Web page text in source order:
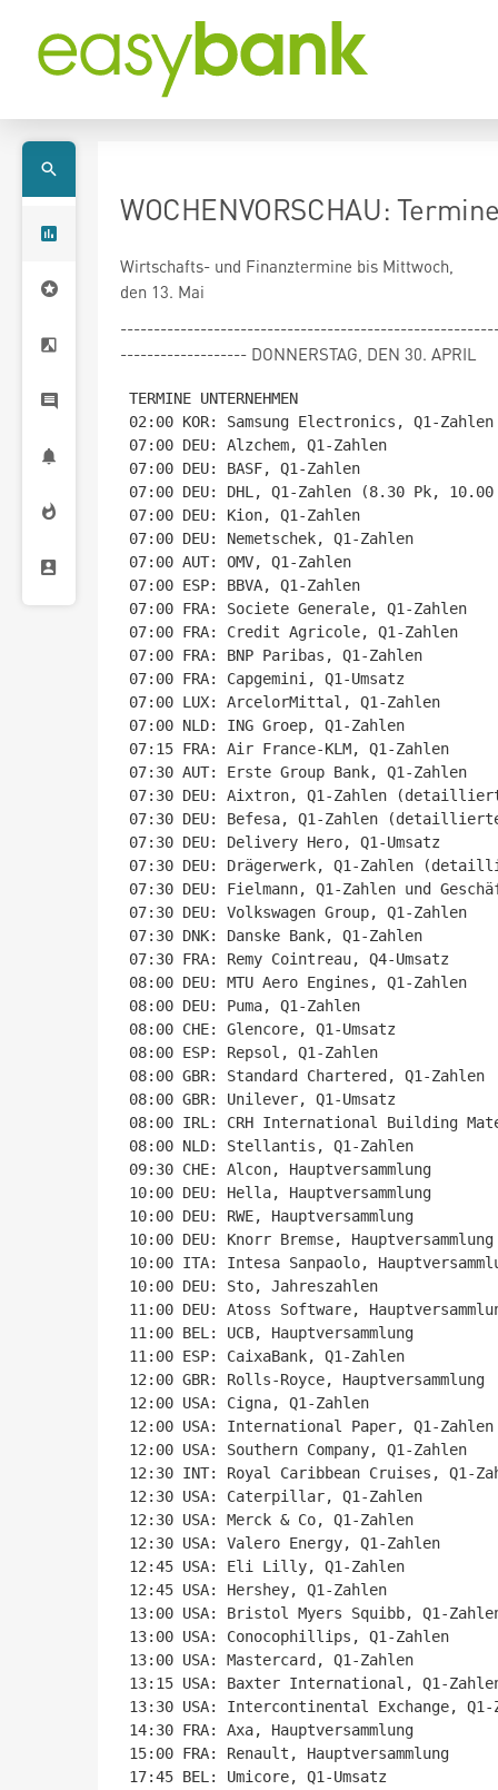
WOCHENVORSCHAU:
Wirtschafts- und Finanztermine bis Mittwoch,
den 13. Mai
------------------- DONNERSTAG, DEN 30. APRIL
TERMINE UNTERNEHMEN
02:00 KOR: Samsung Electronics, Q1-Zahlen
07:00 DEU: Alzchem, Q1-Zahlen
07:00 DEU: BASF, Q1-Zahlen
07:00 DEU: DHL, Q1-Zahlen (8.30 Pk,
07:00 DEU: Kion, Q1-Zahlen
07:00 DEU: Nemetschek, Q1-Zahlen
07:00 AUT: OMV, Q1-Zahlen
07:00 ESP: BBVA, Q1-Zahlen
07:00 FRA: Societe Generale, Q1-Zahlen
07:00 FRA: Credit Agricole, Q1-Zahlen
07:00 FRA: BNP Paribas, Q1-Zahlen
07:00 FRA: Capgemini, Q1-Umsatz
07:00 LUX: ArcelorMittal, Q1-Zahlen
07:00 NLD: ING Groep, Q1-Zahlen
07:15 FRA: Air France-KLM, Q1-Zahlen
07:30 AUT: Erste Group Bank, Q1-Zahlen
07:30 DEU: Aixtron, Q1-Zahlen
07:30 DEU: Befesa, Q1-Zahlen
07:30 DEU: Delivery Hero, Q1-Umsatz
07:30 DEU: Drägerwerk, Q1-Zahlen
07:30 DEU: Fielmann, Q1-Zahlen und
07:30 DEU: Volkswagen Group, Q1-Zahlen
07:30 DNK: Danske Bank, Q1-Zahlen
07:30 FRA: Remy Cointreau, Q4-Umsatz
08:00 DEU: MTU Aero Engines, Q1-Zahlen
08:00 DEU: Puma, Q1-Zahlen
08:00 CHE: Glencore, Q1-Umsatz
08:00 ESP: Repsol, Q1-Zahlen
08:00 GBR: Standard Chartered, Q1-Zahlen
08:00 GBR: Unilever, Q1-Umsatz
08:00 IRL: CRH International Building
08:00 NLD: Stellantis, Q1-Zahlen
09:30 CHE: Alcon, Hauptversammlung
10:00 DEU: Hella, Hauptversammlung
10:00 DEU: RWE, Hauptversammlung
10:00 DEU: Knorr Bremse, Hauptversammlung
10:00 ITA: Intesa Sanpaolo,
10:00 DEU: Sto, Jahreszahlen
11:00 DEU: Atoss Software,
11:00 BEL: UCB, Hauptversammlung
11:00 ESP: CaixaBank, Q1-Zahlen
12:00 GBR: Rolls-Royce, Hauptversammlung
12:00 USA: Cigna, Q1-Zahlen
12:00 USA: International Paper, Q1-Zahlen
12:00 USA: Southern Company, Q1-Zahlen
12:30 INT: Royal Caribbean Cruises, Q1-
12:30 USA: Caterpillar, Q1-Zahlen
12:30 USA: Merck & Co, Q1-Zahlen
12:30 USA: Valero Energy, Q1-Zahlen
12:45 USA: Eli Lilly, Q1-Zahlen
12:45 USA: Hershey, Q1-Zahlen
13:00 USA: Bristol Myers Squibb, Q1-
13:00 USA: Conocophillips, Q1-Zahlen
13:00 USA: Mastercard, Q1-Zahlen
13:15 USA: Baxter International, Q1-
13:30 USA: Intercontinental Exchange, Q1-
14:30 FRA: Axa, Hauptversammlung
15:00 FRA: Renault, Hauptversammlung
17:45 BEL: Umicore, Q1-Umsatz